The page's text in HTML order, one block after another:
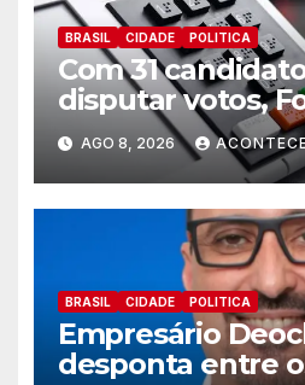
BRASIL CIDADE POLITICA
Com 31
disputar votos,
perder
AGO 8, 2026
BRASIL CIDADE POLITICA
Empresário
desponta entre